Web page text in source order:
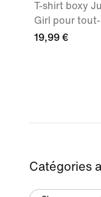
T-shirt boxy
Girl pour
19,99 €
Catégories